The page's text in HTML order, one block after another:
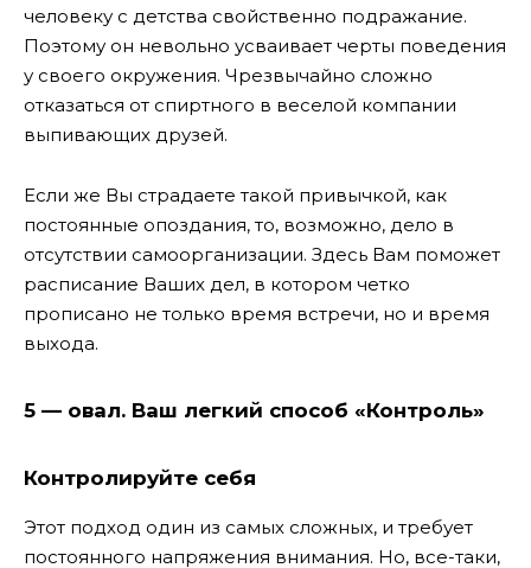
человеку с детства свойственно подражание.
Поэтому он невольно усваивает черты поведения
у своего окружения. Чрезвычайно сложно
отказаться от спиртного в веселой компании
выпивающих друзей.
Если же Вы страдаете такой привычкой, как
постоянные опоздания, то, возможно, дело в
отсутствии самоорганизации. Здесь Вам поможет
расписание Ваших дел, в котором четко
прописано не только время встречи, но и время
выхода.
5 — овал. Ваш легкий способ «Контроль»
Контролируйте себя
Этот подход один из самых сложных, и требует
постоянного напряжения внимания. Но, все-таки,